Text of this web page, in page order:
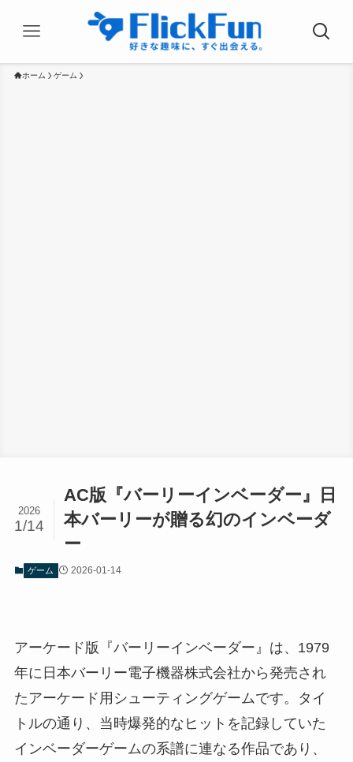
ホーム ゲーム
AC版『バーリーインベーダー』日
本バーリーが贈る幻のインベーダ
ー
2026
1/14
ゲーム 2026-01-14
アーケード版『バーリーインベーダー』は、1979
年に日本バーリー電子機器株式会社から発売され
たアーケード用シューティングゲームです。タイ
トルの通り、当時爆発的なヒットを記録していた
インベーダーゲームの系譜に連なる作品であり、